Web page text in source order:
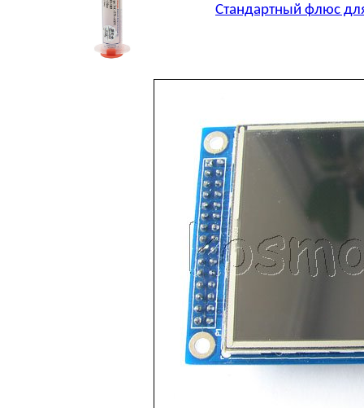
Стандартный флюс